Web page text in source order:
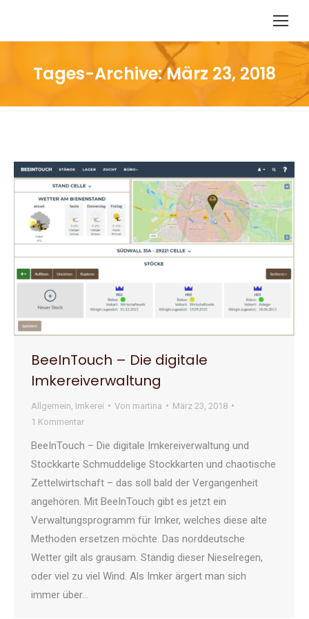
Tages-Archive:März 23, 2018
Sie befinden sich hier:
BeeInTouch – Die digitale
Imkereiverwaltung
Allgemein Imkerei Von martina
März 23, 2018
1 Kommentar
BeeInTouch – Die digitale Imkereiverwaltung und
Stockkarte Schmuddelige Stockkarten und chaotische
Zettelwirtschaft – das soll bald der Vergangenheit
angehören. Mit BeeInTouch gibt es jetzt ein
Verwaltungsprogramm für Imker, welches diese alte
Methoden ersetzen möchte. Das norddeutsche
Wetter gilt als grausam. Ständig dieser Nieselregen,
oder viel zu viel Wind. Als Imker ärgert man sich
immer über…